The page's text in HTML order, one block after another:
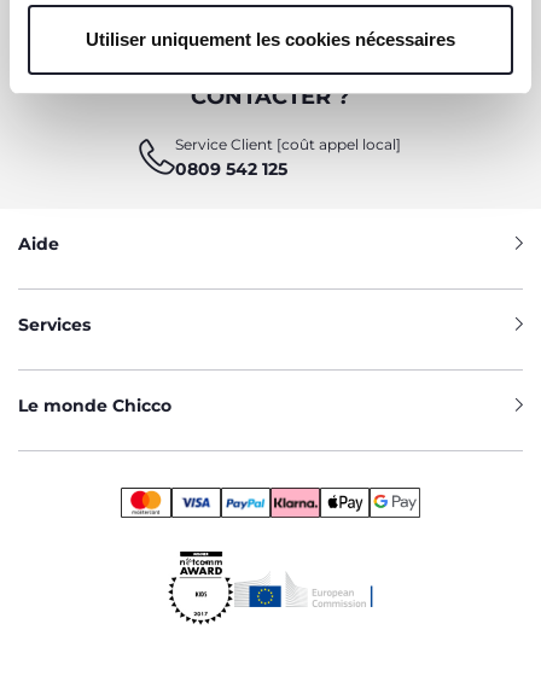
Utiliser uniquement les cookies nécessaires
VOUS-AVEZ BESOIN DE NOUS
CONTACTER ?
Service Client [coût appel local]
0809 542 125
Aide
Services
Le monde Chicco